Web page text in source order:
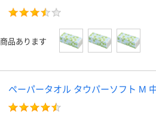
商品あります
ペーパータオル タウパーソフト M